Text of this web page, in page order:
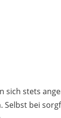
sich stets
bei